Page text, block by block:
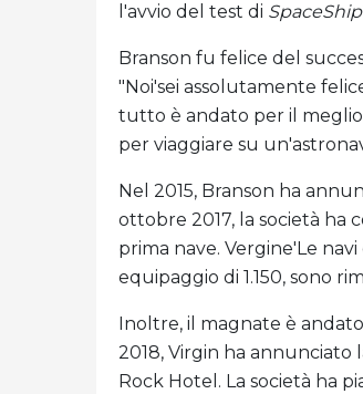
l'avvio del test di
Branson fu felice del
"Noi'sei assolutamente
tutto è andato per il
per viaggiare su
Nel 2015, Branson ha
ottobre 2017, la società ha
prima nave. Vergine'Le
equipaggio di 1.150, sono
Inoltre, il magnate è
2018, Virgin ha annunciato
Rock Hotel. La società ha